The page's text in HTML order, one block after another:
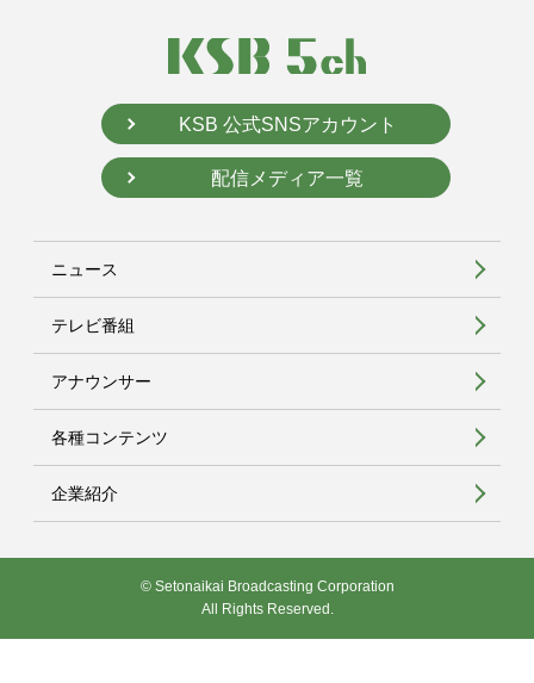
KSB 公式SNSアカウント
配信メディア一覧
ニュース
テレビ番組
アナウンサー
各種コンテンツ
企業紹介
© Setonaikai Broadcasting Corporation
All Rights Reserved.